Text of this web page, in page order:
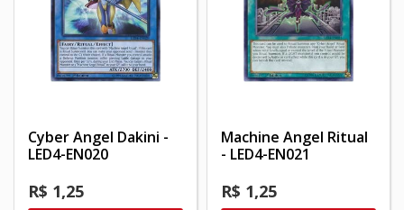
Cyber Angel Dakini -
LED4-EN020
R$ 1,25
Machine Angel Ritual
- LED4-EN021
R$ 1,25